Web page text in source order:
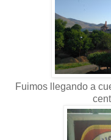
Fuimos llegando a